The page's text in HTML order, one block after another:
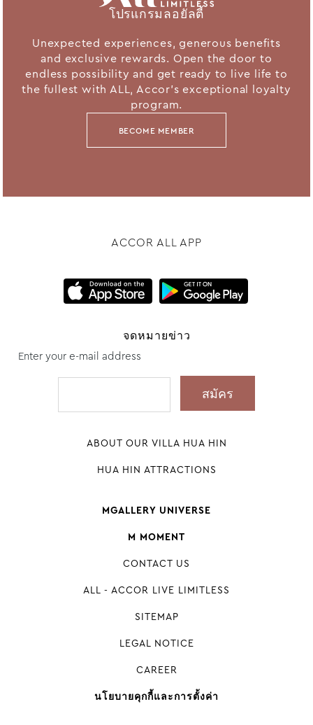
โปรแกรมลอยัลตี้
Unexpected experiences, generous benefits
and exclusive rewards. Open the door to
endless possibility and get ready to live life to
the fullest with ALL, Accor's exceptional loyalty
program.
BECOME MEMBER
ACCOR ALL APP
จดหมายข่าว
Enter your e-mail address
ABOUT OUR VILLA HUA HIN
HUA HIN ATTRACTIONS
MGALLERY UNIVERSE
M MOMENT
CONTACT US
ALL - ACCOR LIVE LIMITLESS
SITEMAP
LEGAL NOTICE
CAREER
นโยบายคุกกี้และการตั้งค่า